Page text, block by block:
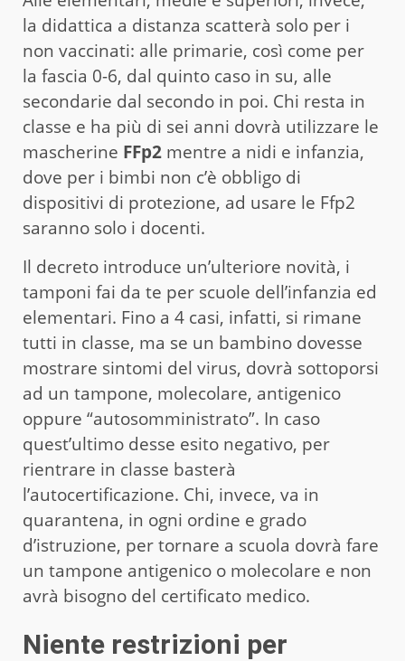
la didattica a distanza scatterà solo per i
non vaccinati: alle primarie, così come per
la fascia 0-6, dal quinto caso in su, alle
secondarie dal secondo in poi. Chi resta in
classe e ha più di sei anni dovrà utilizzare le
mascherine FFp2 mentre a nidi e infanzia,
dove per i bimbi non c’è obbligo di
dispositivi di protezione, ad usare le Ffp2
saranno solo i docenti.
Il decreto introduce un’ulteriore novità, i
tamponi fai da te per scuole dell’infanzia ed
elementari. Fino a 4 casi, infatti, si rimane
tutti in classe, ma se un bambino dovesse
mostrare sintomi del virus, dovrà sottoporsi
ad un tampone, molecolare, antigenico
oppure “autosomministrato”. In caso
quest’ultimo desse esito negativo, per
rientrare in classe basterà
l’autocertificazione. Chi, invece, va in
quarantena, in ogni ordine e grado
d’istruzione, per tornare a scuola dovrà fare
un tampone antigenico o molecolare e non
avrà bisogno del certificato medico.
Niente restrizioni per